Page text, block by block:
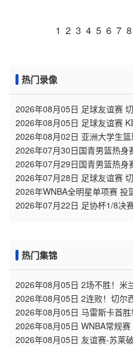
1 2 3 4 5 6 7 8
热门录像
2026年08月05日 足球友谊赛
2026年08月05日 足球友谊赛
2026年08月02日 亚洲大学生
中文大学 全场录像
2026年07月30日国青男篮热身
院 全场录像
2026年07月29日国青男篮热
队 全场录像
2026年07月28日 足球友谊赛
2026年WNBA全明星单项赛 投
2026年07月22日 足协杯1/8决
热门集锦
2026年08月05日 2场不胜！米
造点+点射拉莫斯登场
2026年08月05日 2连败！切尔
德里克时隔614天复出
2026年08月05日 马雷斯卡首
努里破门塞梅尼奥助攻
2026年08月05日 WNBA常规
全场集锦
2026年08月05日 友谊赛-苏莱